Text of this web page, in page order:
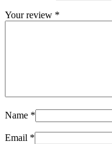
Your review *
Name *
Email *